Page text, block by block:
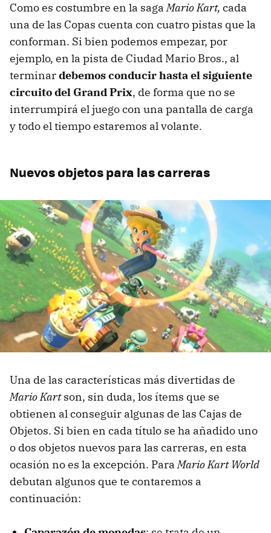
Como es costumbre en la sagaMario Kart, cada
una de las Copas cuenta con cuatro pistas que la
conforman. Si bien podemos empezar, por
ejemplo, en la pista de Ciudad Mario Bros., al
terminardebemos conducir hasta el siguiente
circuito del Grand Prix, de forma que no se
interrumpirá el juego con una pantalla de carga
y todo el tiempo estaremos al volante.
Nuevos objetos para las carreras
Una de las características más divertidas de
Mario Kartson, sin duda, los ítems que se
obtienen al conseguir algunas de las Cajas de
Objetos. Si bien en cada título se ha añadido uno
o dos objetos nuevos para las carreras, en esta
ocasión no es la excepción. ParaMario Kart World
debutan algunos que te contaremos a
continuación: